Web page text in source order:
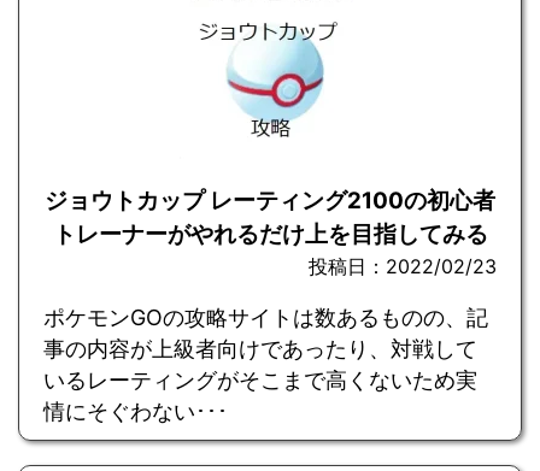
ジョウトカップ レーティング2100の初心者
トレーナーがやれるだけ上を目指してみる
投稿日：2022/02/23
ポケモンGOの攻略サイトは数あるものの、記
事の内容が上級者向けであったり、対戦して
いるレーティングがそこまで高くないため実
情にそぐわない･･･